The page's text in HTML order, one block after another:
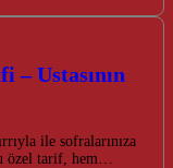
– Ustasının
ile sofralarınıza
özel tarif, hem…